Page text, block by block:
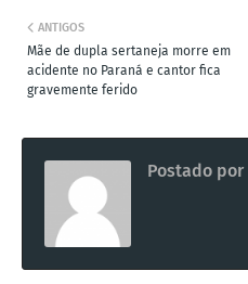
ANTIGOS
Mãe de dupla sertaneja morre em
acidente no Paraná e cantor fica
gravemente ferido
Postado por